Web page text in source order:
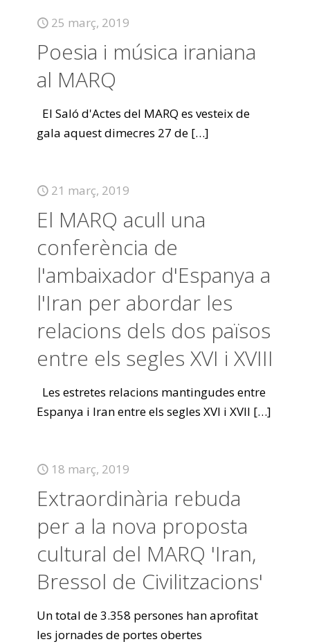
25 març, 2019
Poesia i música iraniana
al MARQ
El Saló d'Actes del MARQ es vesteix de
gala aquest dimecres 27 de […]
21 març, 2019
El MARQ acull una
conferència de
l'ambaixador d'Espanya a
l'Iran per abordar les
relacions dels dos països
entre els segles XVI i XVIII
Les estretes relacions mantingudes entre
Espanya i Iran entre els segles XVI i XVII […]
18 març, 2019
Extraordinària rebuda
per a la nova proposta
cultural del MARQ 'Iran,
Bressol de Civilitzacions'
Un total de 3.358 persones han aprofitat
les jornades de portes obertes